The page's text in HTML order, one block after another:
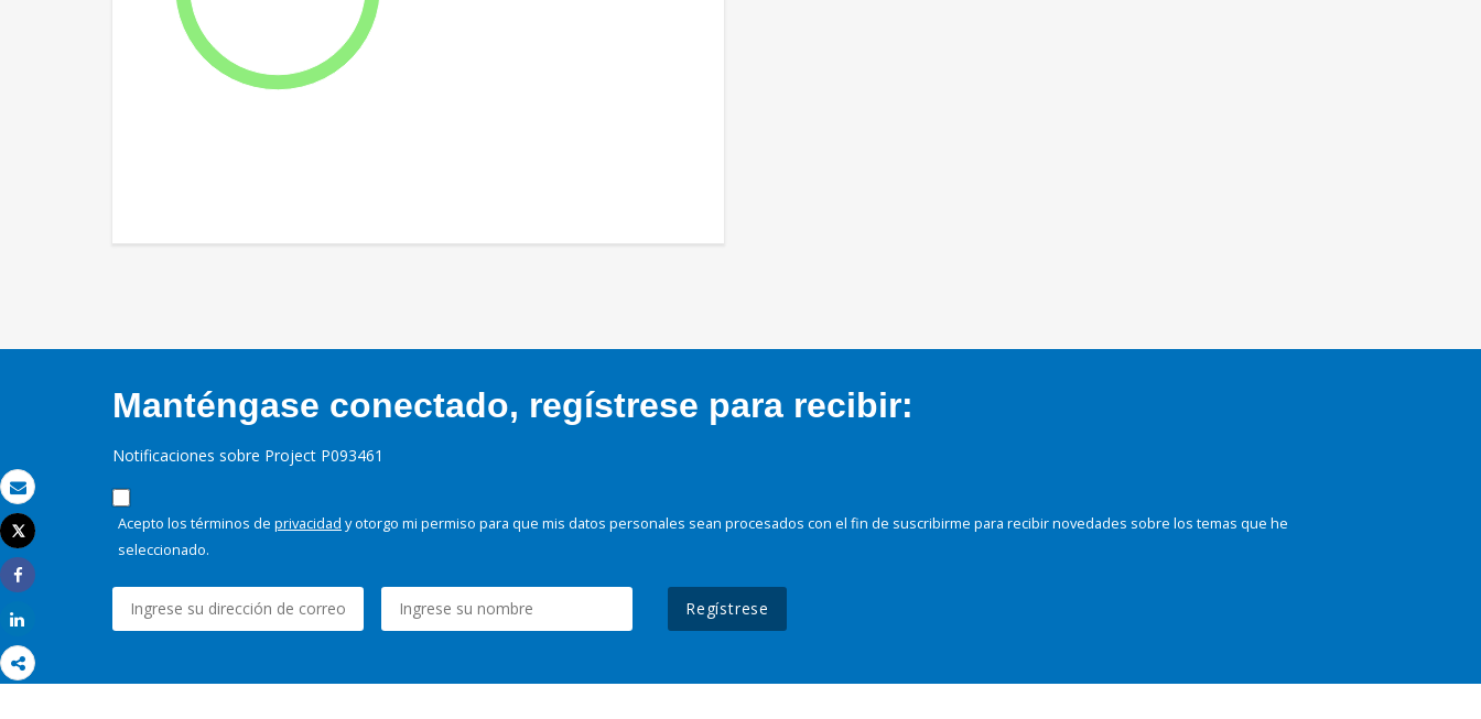
Correo electrónico
Imprimir
Tweet
Share
Manténgase conectado, regístrese para recibir:
Notificaciones sobre Project P093461
Acepto los términos de privacidad y otorgo mi permiso para que mis datos personales sean procesados con el fin de suscribirme para recibir novedades sobre los temas que he
seleccionado.
Regístrese